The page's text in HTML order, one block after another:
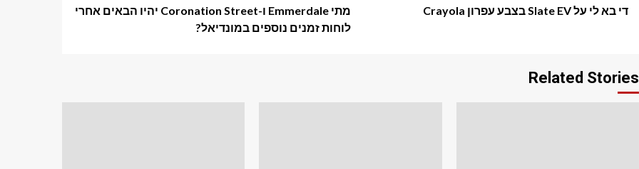
מתי Emmerdale ו-Coronation Street יהיו הבאים אחרי
לוחות זמנים נוספים במונדיאל?
די בא לי על Slate EV בצבע עפרון Crayola
Related Stories